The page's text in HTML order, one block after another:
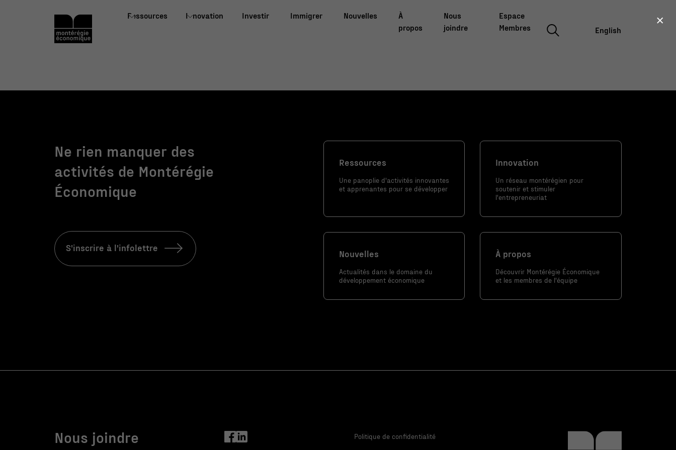
Ressources Innovation Investir Immigrer Nouvelles
À
propos
Nous
joindre
Espace
Membres
English
Ne rien manquer des
activités de Montérégie
Économique
S'inscrire à l'infolettre
Ressources
Une panoplie d'activités innovantes
et apprenantes pour se développer
Innovation
Un réseau montérégien pour
soutenir et stimuler
l'entrepreneuriat
Nouvelles
Actualités dans le domaine du
développement économique
À propos
Découvrir Montérégie Économique
et les membres de l'équipe
Nous joindre Politique de confidentialité
×